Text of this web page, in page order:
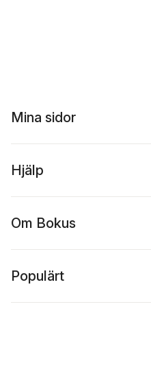
Mina sidor
Hjälp
Om Bokus
Populärt